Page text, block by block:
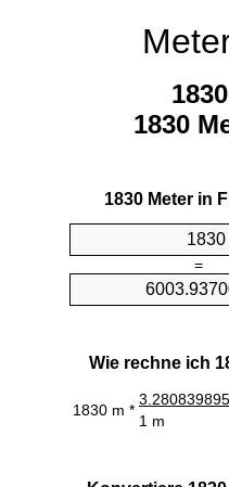
1830
1830 Meter in
=
Wie rechne ich
1830 m *
1 m